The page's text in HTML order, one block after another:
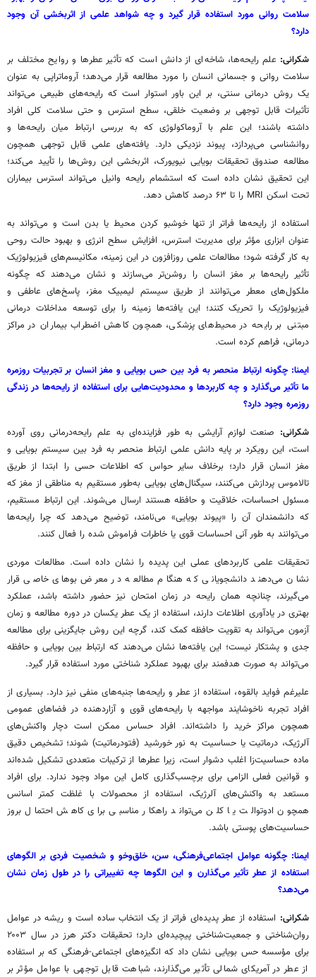
سلامت روانی مورد استفاده قرار گیرد و چه شواهد علمی از اثربخشی آن وجود
دارد؟
شکرانی: علم رایحه‌ها، شاخه‌ای از دانش است که تأثیر عطرها و روایح مختلف بر
سلامت روانی و جسمانی انسان را مورد مطالعه قرار می‌دهد؛ آروماتراپی به عنوان
یک روش درمانی سنتی، بر این باور استوار است که رایحه‌های طبیعی می‌تواند
تأثیرات قابل توجهی بر وضعیت خلقی، سطح استرس و حتی سلامت کلی افراد
داشته باشند؛ این علم با آروماکولوژی که به بررسی ارتباط میان رایحه‌ها و
روانشناسی می‌پردازد، پیوند نزدیکی دارد. یافته‌های علمی قابل توجهی همچون
مطالعه صندوق تحقیقات بویایی نیویورک، اثربخشی این روش‌ها را تأیید می‌کند؛
این تحقیق نشان داده است که استشمام رایحه وانیل می‌تواند استرس بیماران
تحت اسکن MRI را تا ۶۳ درصد کاهش دهد.
استفاده از رایحه‌ها فراتر از تنها خوشبو کردن محیط یا بدن است و می‌تواند به
عنوان ابزاری مؤثر برای مدیریت استرس، افزایش سطح انرژی و بهبود حالت روحی
به کار گرفته شود؛ مطالعات علمی روزافزون در این زمینه، مکانیسم‌های فیزیولوژیک
تأثیر رایحه‌ها بر مغز انسان را روشن‌تر می‌سازند و نشان می‌دهند که چگونه
ملکول‌های معطر می‌توانند از طریق سیستم لیمبیک مغز، پاسخ‌های عاطفی و
فیزیولوژیک را تحریک کنند؛ این یافته‌ها زمینه را برای توسعه مداخلات درمانی
مبتنی بر رایحه در محیط‌های پزشکی، همچون کاهش اضطراب بیماران در مراکز
درمانی، فراهم کرده است.
ایمنا: چگونه ارتباط منحصر به فرد بین حس بویایی و مغز انسان بر تجربیات روزمره
ما تأثیر می‌گذارد و چه کاربردها و محدودیت‌هایی برای استفاده از رایحه‌ها در زندگی
روزمره وجود دارد؟
شکرانی: صنعت لوازم آرایشی به طور فزاینده‌ای به علم رایحه‌درمانی روی آورده
است، این رویکرد بر پایه دانش علمی ارتباط منحصر به فرد بین سیستم بویایی و
مغز انسان قرار دارد؛ برخلاف سایر حواس که اطلاعات حسی را ابتدا از طریق
تالاموس پردازش می‌کنند، سیگنال‌های بویایی به‌طور مستقیم به مناطقی از مغز که
مسئول احساسات، خلاقیت و حافظه هستند ارسال می‌شوند. این ارتباط مستقیم،
که دانشمندان آن را «پیوند بویایی» می‌نامند، توضیح می‌دهد که چرا رایحه‌ها
می‌توانند به طور آنی احساسات قوی یا خاطرات فراموش شده را فعال کنند.
تحقیقات علمی کاربردهای عملی این پدیده را نشان داده است. مطالعات موردی
نشان می‌دهند دانشجویانی که هنگام مطالعه در معرض بوهای خاصی قرار
می‌گیرند، چنانچه همان رایحه در زمان امتحان نیز حضور داشته باشد، عملکرد
بهتری در یادآوری اطلاعات دارند، استفاده از یک عطر یکسان در دوره مطالعه و زمان
آزمون می‌تواند به تقویت حافظه کمک کند، گرچه این روش جایگزینی برای مطالعه
جدی و پشتکار نیست؛ این یافته‌ها نشان می‌دهند که ارتباط بین بویایی و حافظه
می‌تواند به صورت هدفمند برای بهبود عملکرد شناختی مورد استفاده قرار گیرد.
علیرغم فواید بالقوه، استفاده از عطر و رایحه‌ها جنبه‌های منفی نیز دارد. بسیاری از
افراد تجربه ناخوشایند مواجهه با رایحه‌های قوی و آزاردهنده در فضاهای عمومی
همچون مراکز خرید را داشته‌اند. افراد حساس ممکن است دچار واکنش‌های
آلرژیک، درماتیت یا حساسیت به نور خورشید (فتودرماتیت) شوند؛ تشخیص دقیق
ماده حساسیت‌زا اغلب دشوار است، زیرا عطرها از ترکیبات متعددی تشکیل شده‌اند
و قوانین فعلی الزامی برای برچسب‌گذاری کامل این مواد وجود ندارد. برای افراد
مستعد به واکنش‌های آلرژیک، استفاده از محصولات با غلظت کمتر اسانس
همچون ادوتوالت یا کلن می‌تواند راهکار مناسبی برای کاهش احتمال بروز
حساسیت‌های پوستی باشد.
ایمنا: چگونه عوامل اجتماعی‌فرهنگی، سن، خلق‌وخو و شخصیت فردی بر الگوهای
استفاده از عطر تأثیر می‌گذارن و این الگوها چه تغییراتی را در طول زمان نشان
می‌دهد؟
شکرانی: استفاده از عطر پدیده‌ای فراتر از یک انتخاب ساده است و ریشه در عوامل
روان‌شناختی و جمعیت‌شناختی پیچیده‌ای دارد؛ تحقیقات دکتر هرز در سال ۲۰۰۳
برای مؤسسه حس بویایی نشان داد که انگیزه‌های اجتماعی-فرهنگی که بر استفاده
از عطر در آمریکای شمالی تأثیر می‌گذارند، شباهت قابل توجهی با عوامل مؤثر بر